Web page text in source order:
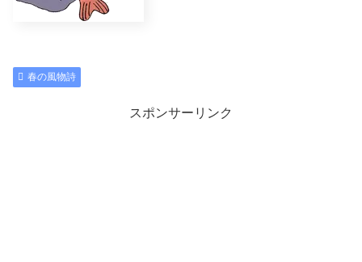
春の風物詩
スポンサーリンク